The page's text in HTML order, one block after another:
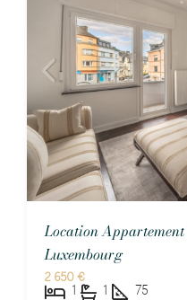
Location
Luxembourg
2 650 €
1 1 75